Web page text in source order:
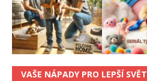
VAŠE NÁPADY PRO LEPŠÍ SVĚT